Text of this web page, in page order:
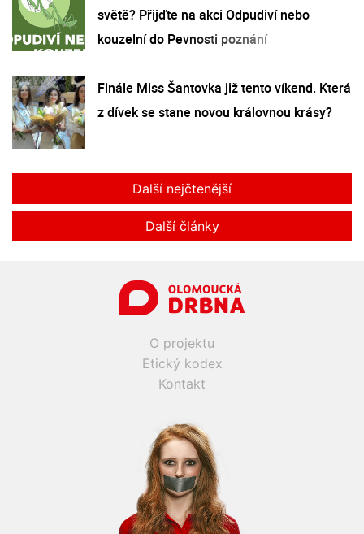
světě? Přijďte na akci Odpudiví nebo
kouzelní do Pevnosti poznání
Finále Miss Šantovka již tento víkend. Která
z dívek se stane novou královnou krásy?
Další nejčtenější
Další články
O projektu
Etický kodex
Kontakt